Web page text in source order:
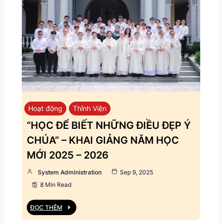
Hoạt động Thỉnh Viện
“HỌC ĐỂ BIẾT NHỮNG ĐIỀU ĐẸP Ý
CHÚA” – KHAI GIẢNG NĂM HỌC
MỚI 2025 – 2026
System Administration
Sep 9, 2025
8 Min Read
ĐỌC THÊM